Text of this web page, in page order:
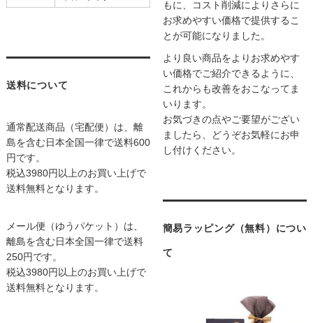
送料について
通常配送商品（宅配便）は、離
島を含む日本全国一律で送料600
円です。
税込3980円以上のお買い上げで
送料無料となります。
メール便（ゆうパケット）は、
離島を含む日本全国一律で送料
250円です。
税込3980円以上のお買い上げで
送料無料となります。
もに、コスト削減によりさらに
お求めやすい価格で提供するこ
とが可能になりました。
より良い商品をよりお求めやす
い価格でご紹介できるように、
これからも改善をおこなってま
いります。
お気づきの点やご要望がござい
ましたら、どうぞお気軽にお申
し付けください。
簡易ラッピング（無料）につい
て